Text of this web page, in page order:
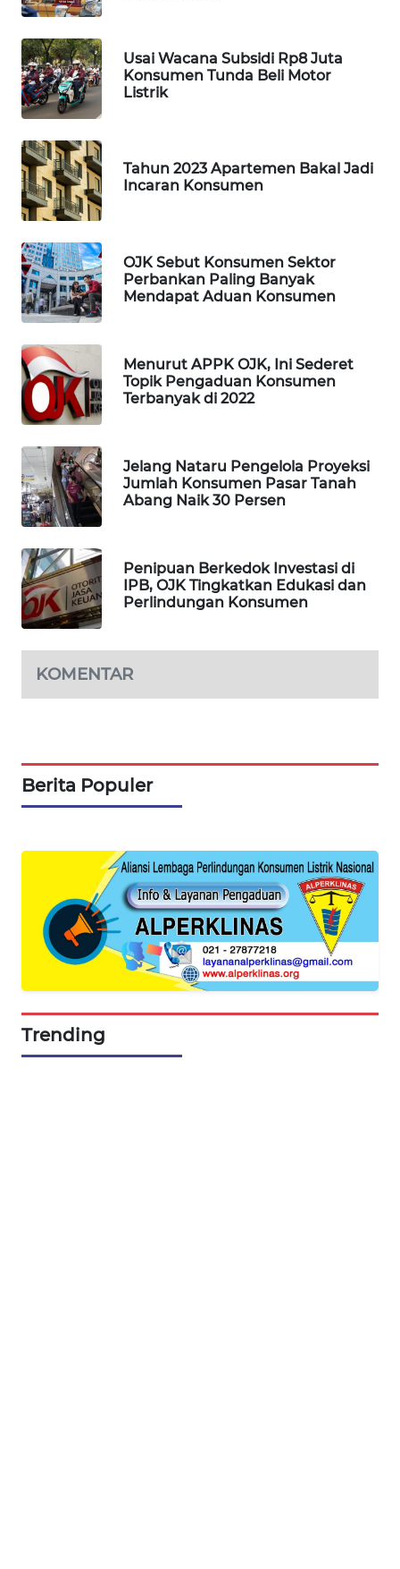
Usai Wacana Subsidi Rp8 Juta
Konsumen Tunda Beli Motor
Listrik
Tahun 2023 Apartemen Bakal Jadi
Incaran Konsumen
OJK Sebut Konsumen Sektor
Perbankan Paling Banyak
Mendapat Aduan Konsumen
Menurut APPK OJK, Ini Sederet
Topik Pengaduan Konsumen
Terbanyak di 2022
Jelang Nataru Pengelola Proyeksi
Jumlah Konsumen Pasar Tanah
Abang Naik 30 Persen
Penipuan Berkedok Investasi di
IPB, OJK Tingkatkan Edukasi dan
Perlindungan Konsumen
KOMENTAR
Berita Populer
Trending
SPORT
WAHANA
UMKM
SELEB
WAHANA
PERSONA
WAHANA
OTOMOTIF
HEALTH
WAHANA
DESA
LAPAK
WAHANA
Wahana
Network
KONSUMEN
LISTRIK
MASYARAKAT
KELISTRIKAN
ID
MAWAKA
PLN
WATCH
LPKKI